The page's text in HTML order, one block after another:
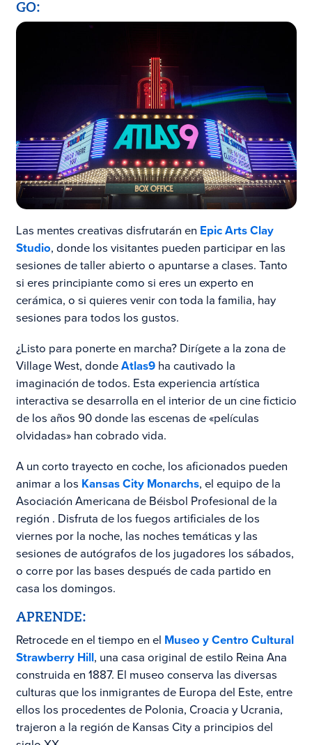
GO:
Las mentes creativas disfrutarán en Epic Arts Clay
Studio, donde los visitantes pueden participar en las
sesiones de taller abierto o apuntarse a clases. Tanto
si eres principiante como si eres un experto en
cerámica, o si quieres venir con toda la familia, hay
sesiones para todos los gustos.
¿Listo para ponerte en marcha? Dirígete a la zona de
Village West, dondeAtlas9ha cautivado la
imaginación de todos. Esta experiencia artística
interactiva se desarrolla en el interior de un cine ficticio
de los años 90 donde las escenas de «películas
olvidadas» han cobrado vida.
A un corto trayecto en coche, los aficionados pueden
animar a los Kansas City Monarchs, el equipo de la
Asociación Americana de Béisbol Profesional de la
región . Disfruta de los fuegos artificiales de los
viernes por la noche, las noches temáticas y las
sesiones de autógrafos de los jugadores los sábados,
o corre por las bases después de cada partido en
casa los domingos.
APRENDE:
Retrocede en el tiempo en el Museo y Centro Cultural
Strawberry Hill, una casa original de estilo Reina Ana
construida en 1887. El museo conserva las diversas
culturas que los inmigrantes de Europa del Este, entre
ellos los procedentes de Polonia, Croacia y Ucrania,
trajeron a la región de Kansas City a principios del